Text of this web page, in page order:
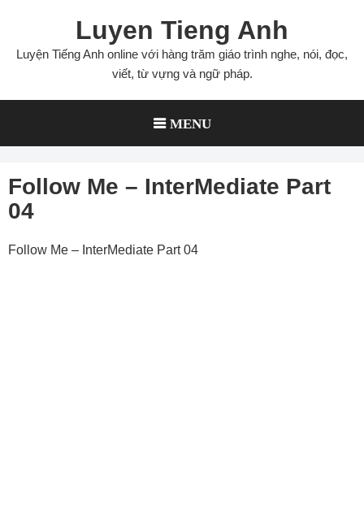
content
Luyen Tieng Anh
Luyện Tiếng Anh online với hàng trăm giáo trình nghe, nói, đọc,
viết, từ vựng và ngữ pháp.
MENU
Follow Me – InterMediate Part
04
Follow Me – InterMediate Part 04